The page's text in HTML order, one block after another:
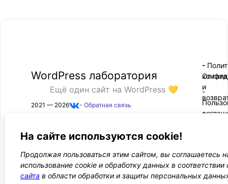
WordPress лаборатория
Ещё один сайт на WordPress 💛
2021 — 2026 - Обратная связь
-
-
-
Оплата
и
-
Курсы, инструкции и новости WordPress
Подписаться
На сайте используются cookie!
Продолжая пользоваться этим сайтом, вы соглашаетесь
использование cookie и обработку данных в соответствии
сайта в области обработки и защиты персональных